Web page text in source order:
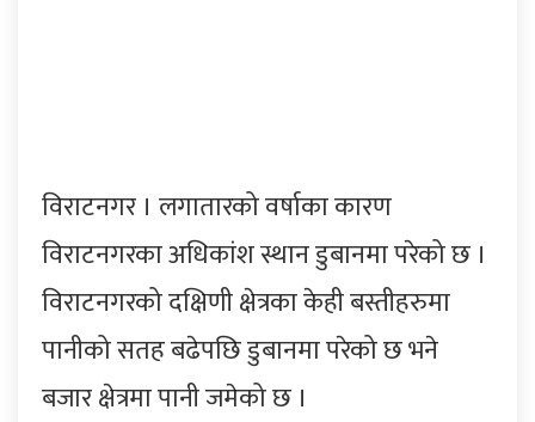
विराटनगर । लगातारको वर्षाका कारण
विराटनगरका अधिकांश स्थान डुबानमा परेको छ ।
विराटनगरको दक्षिणी क्षेत्रका केही बस्तीहरुमा
पानीको सतह बढेपछि डुबानमा परेको छ भने
बजार क्षेत्रमा पानी जमेको छ ।